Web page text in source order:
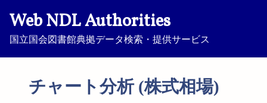
Web NDL Authorities
国立国会図書館典拠データ検索・提供サービス
チャート分析 (株式相場)